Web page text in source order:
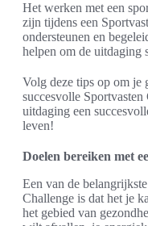
Het werken met een
zijn tijdens een
ondersteunen en
helpen om de uitdaging
Volg deze tips op om je
succesvolle
uitdaging een
leven!
Doelen bereiken met
Een van de
Challenge is dat het je
het gebied van